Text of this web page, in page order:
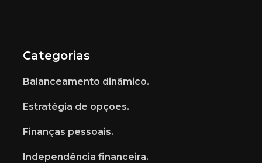
Categorias
Balanceamento dinâmico.
Estratégia de opções.
Finanças pessoais.
Independência financeira.